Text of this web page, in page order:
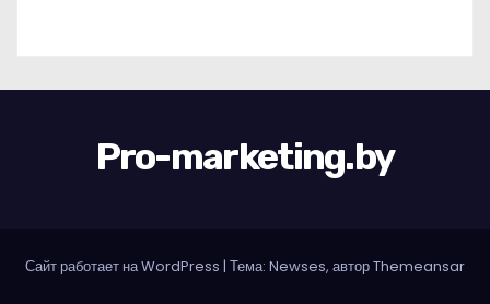
Pro-marketing.by
Сайт работает на WordPress | Тема: Newses, авторThemeansar